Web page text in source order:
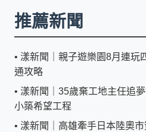
推薦新聞
• 漾新聞｜親子遊樂園8月連
通攻略
• 漾新聞｜35歲棄工地主任追
小築希望工程
• 漾新聞｜高雄牽手日本陸奧